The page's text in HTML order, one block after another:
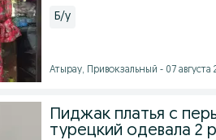
Б/у
Атырау, Привокзальный - 07 августа
Пиджак платья с
турецкий одевала 2